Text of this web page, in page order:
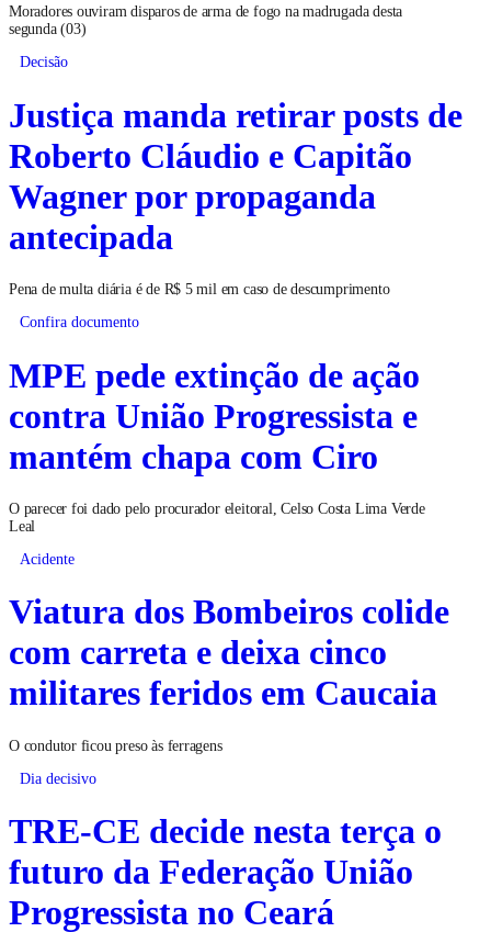
Moradores ouviram disparos de arma de fogo na madrugada desta
segunda (03)
Decisão
Justiça manda retirar posts de
Roberto Cláudio e Capitão
Wagner por propaganda
antecipada
Pena de multa diária é de R$ 5 mil em caso de descumprimento
Confira documento
MPE pede extinção de ação
contra União Progressista e
mantém chapa com Ciro
O parecer foi dado pelo procurador eleitoral, Celso Costa Lima Verde
Leal
Acidente
Viatura dos Bombeiros colide
com carreta e deixa cinco
militares feridos em Caucaia
O condutor ficou preso às ferragens
Dia decisivo
TRE-CE decide nesta terça o
futuro da Federação União
Progressista no Ceará